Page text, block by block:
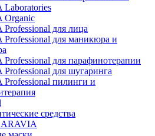
Organic
для лица
для маникюра и
для парафинотерапии
для шугаринга
пилинги и
средства